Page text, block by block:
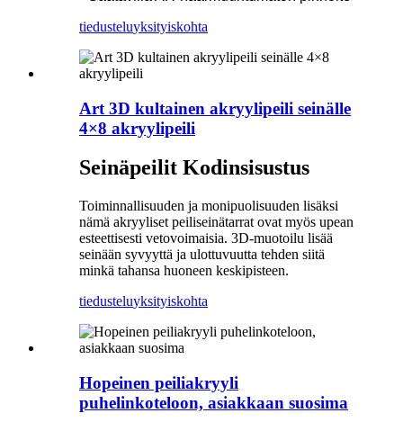
tiedusteluyksityiskohta
Art 3D kultainen akryylipeili seinälle
4×8 akryylipeili
Seinäpeilit Kodinsisustus
Toiminnallisuuden ja monipuolisuuden lisäksi
nämä akryyliset peiliseinätarrat ovat myös upean
esteettisesti vetovoimaisia. 3D-muotoilu lisää
seinään syvyyttä ja ulottuvuutta tehden siitä
minkä tahansa huoneen keskipisteen.
tiedusteluyksityiskohta
Hopeinen peiliakryyli
puhelinkoteloon, asiakkaan suosima